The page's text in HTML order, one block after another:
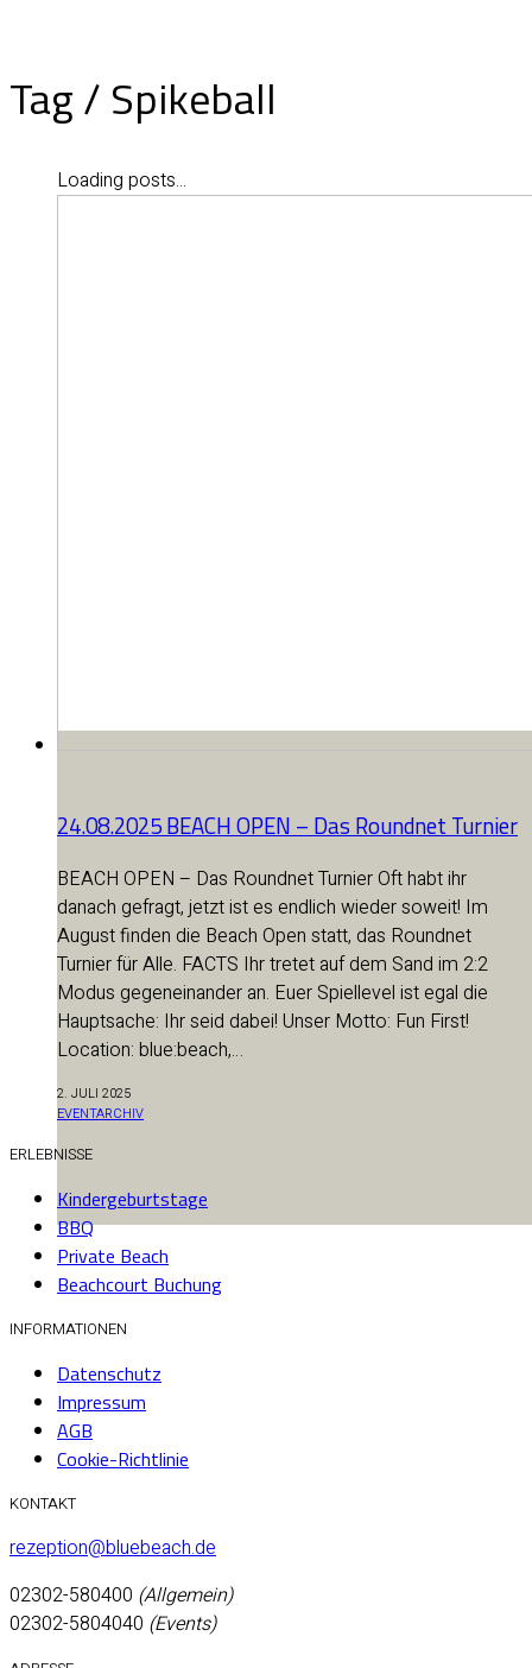
Tag / Spikeball
Loading posts...
24.08.2025 BEACH OPEN – Das Roundnet Turnier
BEACH OPEN – Das Roundnet Turnier Oft habt ihr
danach gefragt, jetzt ist es endlich wieder soweit! Im
August finden die Beach Open statt, das Roundnet
Turnier für Alle. FACTS Ihr tretet auf dem Sand im 2:2
Modus gegeneinander an. Euer Spiellevel ist egal die
Hauptsache: Ihr seid dabei! Unser Motto: Fun First!
Location: blue:beach,…
2. JULI 2025
EVENTARCHIV
ERLEBNISSE
Kindergeburtstage
BBQ
Private Beach
Beachcourt Buchung
INFORMATIONEN
Datenschutz
Impressum
AGB
Cookie-Richtlinie
KONTAKT
rezeption@bluebeach.de
02302-580400 (Allgemein)
02302-5804040 (Events)